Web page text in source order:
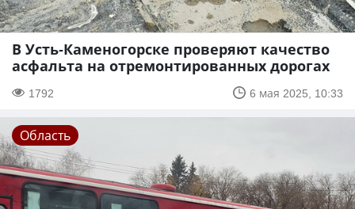
В Усть-Каменогорске проверяют качество
асфальта на отремонтированных дорогах
1792 6 мая 2025, 10:33
Область